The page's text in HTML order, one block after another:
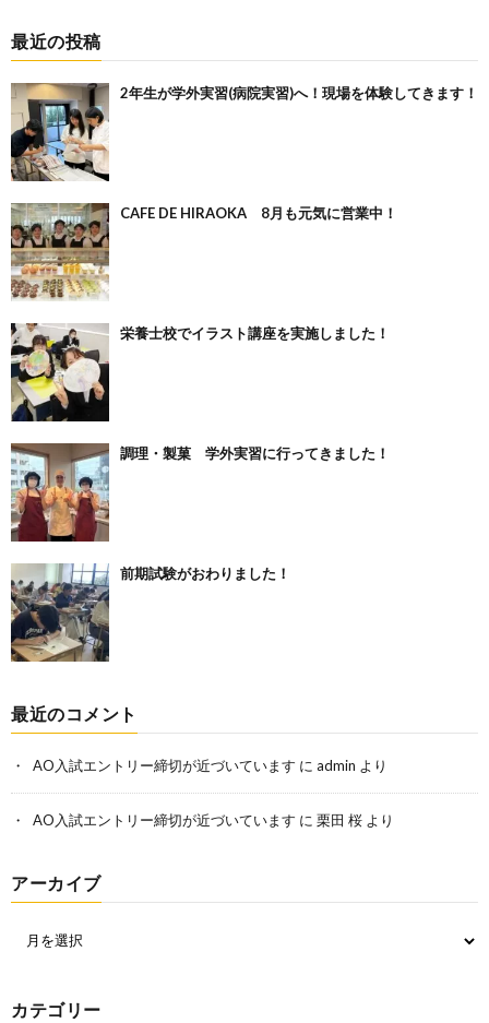
最近の投稿
2年生が学外実習(病院実習)へ！現場を体験してきます！
CAFE DE HIRAOKA 8月も元気に営業中！
栄養士校でイラスト講座を実施しました！
調理・製菓 学外実習に行ってきました！
前期試験がおわりました！
最近のコメント
AO入試エントリー締切が近づいています に admin より
AO入試エントリー締切が近づいています に 栗田 桜 より
アーカイブ
カテゴリー